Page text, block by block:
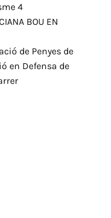
4
BOU EN
de Penyes de
en Defensa de